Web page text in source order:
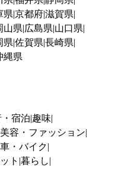
県 京都府滋賀県
山県 広島県 山口県
県 佐賀県 長崎県
縄県
宿泊 趣味
美容・ファッション
・バイク
ト 暮らし